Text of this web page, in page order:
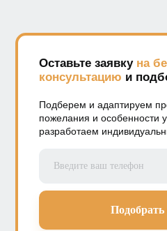
Оставьте заявку на
консультацию и
Подберем и адаптируем
пожелания и особенности
разработаем